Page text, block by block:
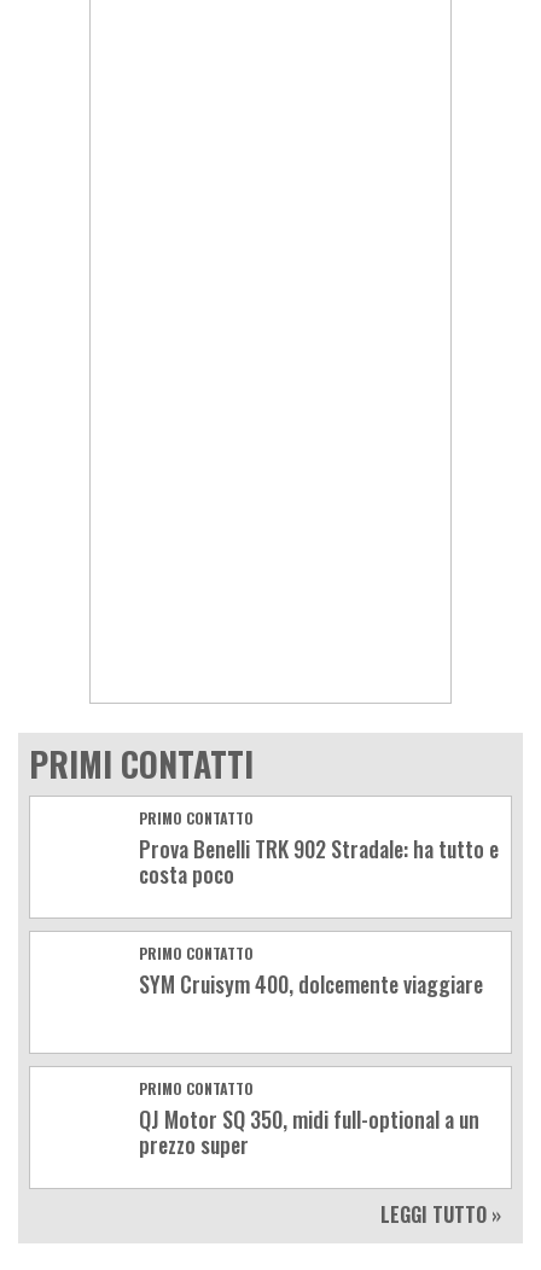
PRIMI CONTATTI
PRIMO CONTATTO
Prova Benelli TRK 902 Stradale: ha tutto e
costa poco
PRIMO CONTATTO
SYM Cruisym 400, dolcemente viaggiare
PRIMO CONTATTO
QJ Motor SQ 350, midi full-optional a un
prezzo super
LEGGI TUTTO »